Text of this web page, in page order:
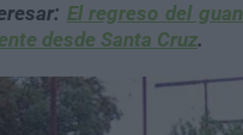
El regreso del
desde Santa Cruz.